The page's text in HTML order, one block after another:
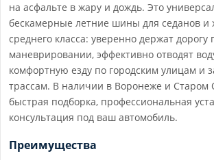
на асфальте в жару и дождь. Это
бескамерные летние шины для седанов и
среднего класса: уверенно держат дорогу
маневрировании, эффективно отводят
комфортную езду по городским улицам и
трассам. В наличии в Воронеже и Старом
быстрая подборка, профессиональная
консультация под ваш автомобиль.
Преимущества